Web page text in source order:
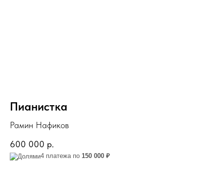
Пианистка
Рамин Нафиков
600 000 р.
4 платежа по 150 000 ₽